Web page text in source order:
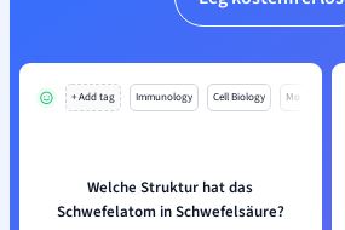
+ Add tag Immunology Cell Biology Mo
Welche Struktur hat das
Schwefelatom in Schwefelsäure?